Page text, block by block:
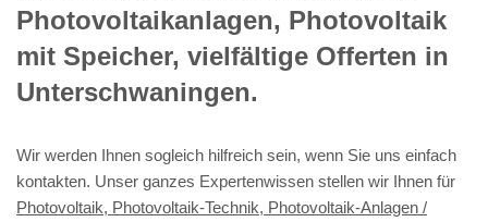
Photovoltaikanlagen, Photovoltaik
mit Speicher, vielfältige Offerten in
Unterschwaningen.
Wir werden Ihnen sogleich hilfreich sein, wenn Sie uns einfach
kontakten. Unser ganzes Expertenwissen stellen wir Ihnen für
Photovoltaik, Photovoltaik-Technik, Photovoltaik-Anlagen /